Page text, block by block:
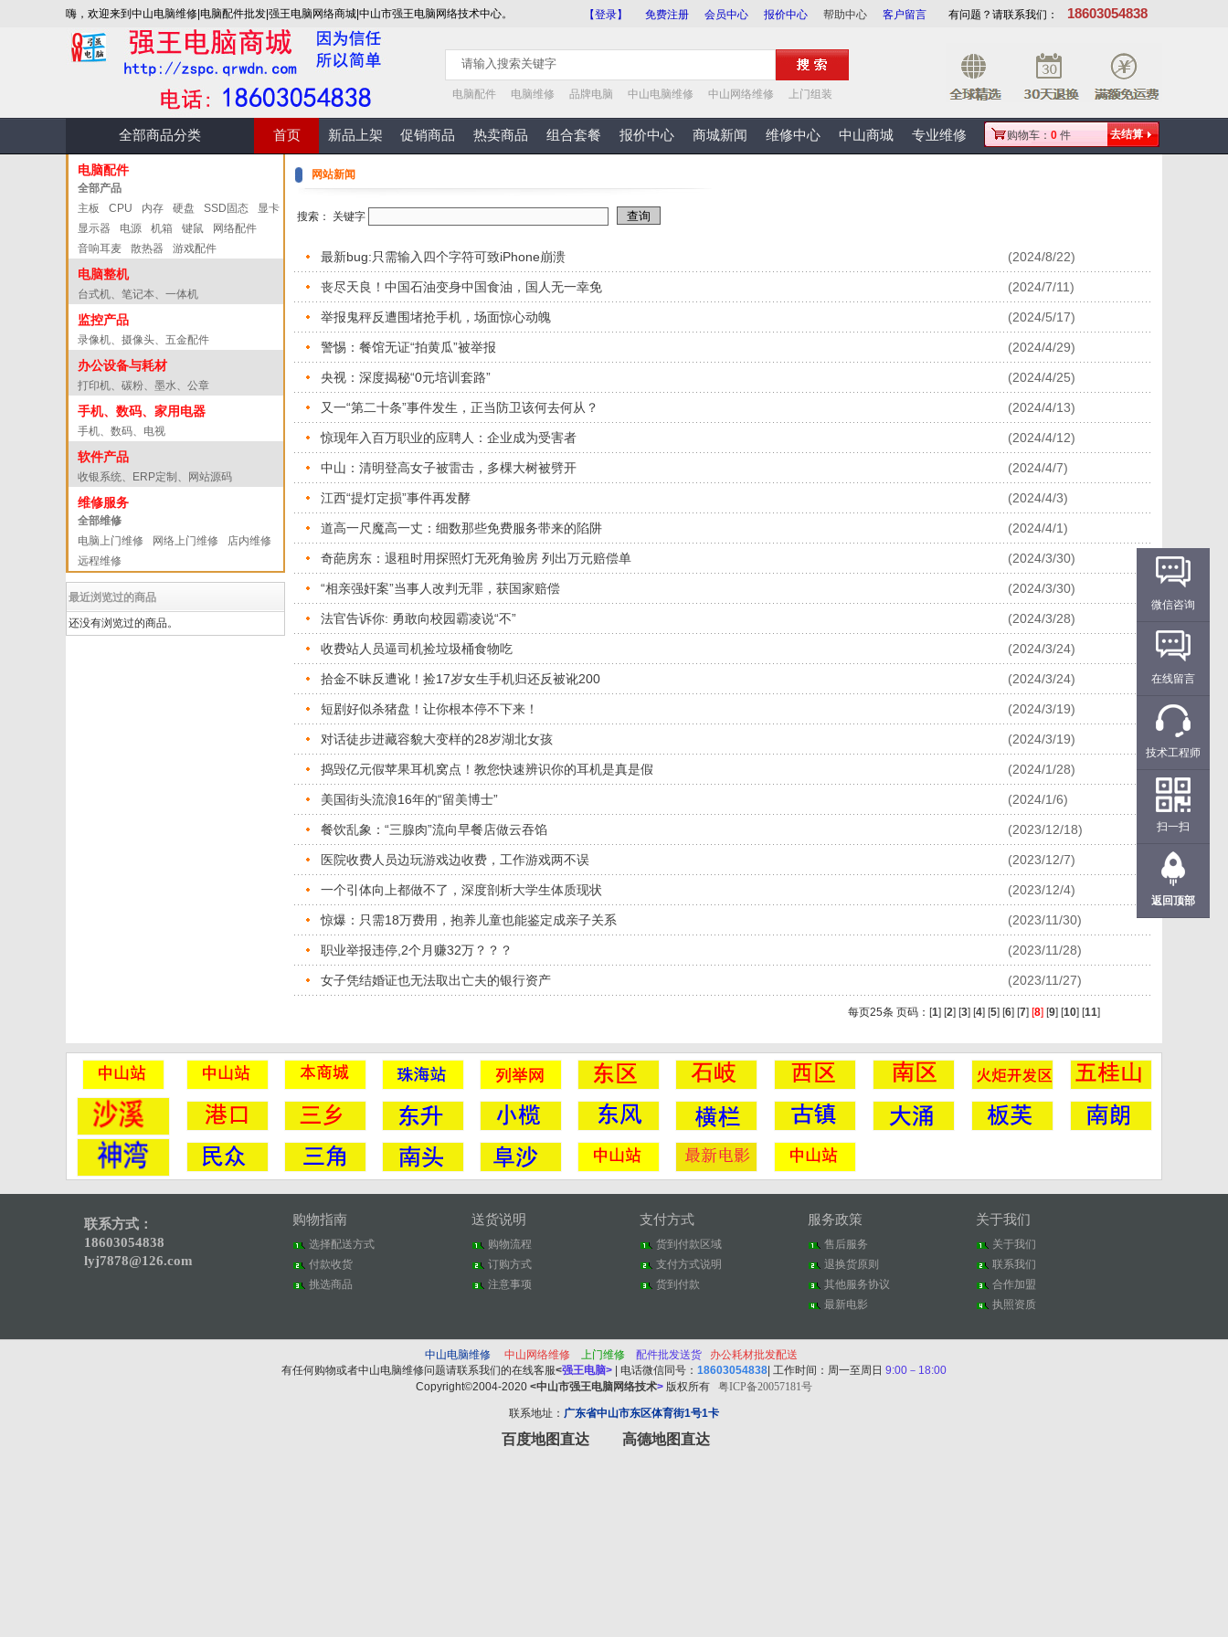
嗨，欢迎来到中山电脑维修|电脑配件批发|强王电脑网络商城|中山市强王电脑网络技术中心。 【登录】 免费注册 会员中心 报价中心 帮助中心 客户留言 有问题？请联系我们： 18603054838
电脑配件 电脑维修 品牌电脑 中山电脑维修 中山网络维修 上门组装
全部商品分类 首页 新品上架 促销商品 热卖商品 组合套餐 报价中心 商城新闻 维修中心 中山商城 专业维修 去结算
购物车： 0 件
电脑配件
全部产品
主板
CPU 内存 硬盘 SSD固态
显卡
显示器
电源 机箱 键鼠
网络配件
音响耳麦
散热器 游戏配件
电脑整机
台式机、笔记本、一体机
监控产品
录像机、摄像头、五金配件
办公设备与耗材
打印机、碳粉、墨水、公章
手机、数码、家用电器
手机、数码、电视
软件产品
收银系统、ERP定制、网站源码
维修服务
全部维修
电脑上门维修
网络上门维修
店内维修
远程维修
最近浏览过的商品
还没有浏览过的商品。
网站新闻
搜索： 关键字
最新bug:只需输入四个字符可致iPhone崩溃 (2024/8/22)
丧尽天良！中国石油变身中国食油，国人无一幸免 (2024/7/11)
举报鬼秤反遭围堵抢手机，场面惊心动魄 (2024/5/17)
警惕：餐馆无证“拍黄瓜”被举报 (2024/4/29)
央视：深度揭秘“0元培训套路” (2024/4/25)
又一“第二十条”事件发生，正当防卫该何去何从？ (2024/4/13)
惊现年入百万职业的应聘人：企业成为受害者 (2024/4/12)
中山：清明登高女子被雷击，多棵大树被劈开 (2024/4/7)
江西“提灯定损”事件再发酵 (2024/4/3)
道高一尺魔高一丈：细数那些免费服务带来的陷阱 (2024/4/1)
奇葩房东：退租时用探照灯无死角验房 列出万元赔偿单 (2024/3/30)
“相亲强奸案”当事人改判无罪，获国家赔偿 (2024/3/30)
法官告诉你: 勇敢向校园霸凌说“不” (2024/3/28)
收费站人员逼司机捡垃圾桶食物吃 (2024/3/24)
拾金不昧反遭讹！捡17岁女生手机归还反被讹200 (2024/3/24)
短剧好似杀猪盘！让你根本停不下来！ (2024/3/19)
对话徒步进藏容貌大变样的28岁湖北女孩 (2024/3/19)
捣毁亿元假苹果耳机窝点！教您快速辨识你的耳机是真是假 (2024/1/28)
美国街头流浪16年的“留美博士” (2024/1/6)
餐饮乱象：“三腺肉”流向早餐店做云吞馅 (2023/12/18)
医院收费人员边玩游戏边收费，工作游戏两不误 (2023/12/7)
一个引体向上都做不了，深度剖析大学生体质现状 (2023/12/4)
惊爆：只需18万费用，抱养儿童也能鉴定成亲子关系 (2023/11/30)
职业举报违停,2个月赚32万？？？ (2023/11/28)
女子凭结婚证也无法取出亡夫的银行资产 (2023/11/27)
每页25条 页码： [1] [2] [3] [4] [5] [6] [7] [8] [9] [10] [11]
联系方式：
18603054838
lyj7878@126.com
购物指南
选择配送方式
付款收货
挑选商品
送货说明
购物流程
订购方式
注意事项
支付方式
货到付款区域
支付方式说明
货到付款
服务政策
售后服务
退换货原则
其他服务协议
最新电影
关于我们
关于我们
联系我们
合作加盟
执照资质
中山电脑维修 中山 网络维修 上门维修 配件批发送货
办公耗材批发配送
有任何购物或者中山电脑维修问题请联系我们的在线客服<强王电脑> | 电话微信同号： 18603054838 | 工作时间：周一至周日 9:00－18:00
Copyright©2004-2020 <中山市强王电脑网络技术> 版权所有 粤ICP备20057181号
联系地址： 广东省中山市东区体育街1号1卡
百度地图直达 高德地图直达
微信咨询
在线留言
技术工程师
扫一扫
返回顶部